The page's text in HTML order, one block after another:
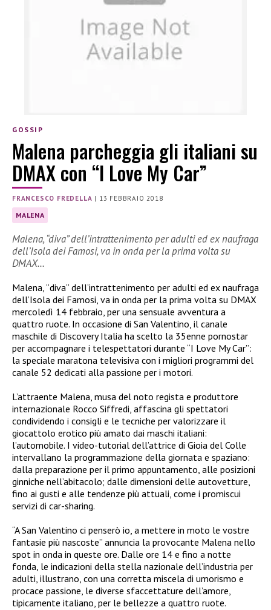
GOSSIP
Malena parcheggia gli italiani su
DMAX con “I Love My Car”
FRANCESCO FREDELLA | 13 FEBBRAIO 2018
MALENA
Malena, “diva” dell’intrattenimento per adulti ed ex naufraga
dell’Isola dei Famosi, va in onda per la prima volta su
DMAX…
Malena, “diva” dell’intrattenimento per adulti ed ex naufraga
dell’Isola dei Famosi, va in onda per la prima volta su DMAX
mercoledì 14 febbraio, per una sensuale avventura a
quattro ruote. In occasione di San Valentino, il canale
maschile di Discovery Italia ha scelto la 35enne pornostar
per accompagnare i telespettatori durante “I Love My Car”:
la speciale maratona televisiva con i migliori programmi del
canale 52 dedicati alla passione per i motori.
L’attraente Malena, musa del noto regista e produttore
internazionale Rocco Siffredi, affascina gli spettatori
condividendo i consigli e le tecniche per valorizzare il
giocattolo erotico più amato dai maschi italiani:
l’automobile. I video-tutorial dell’attrice di Gioia del Colle
intervallano la programmazione della giornata e spaziano:
dalla preparazione per il primo appuntamento, alle posizioni
ginniche nell’abitacolo; dalle dimensioni delle autovetture,
fino ai gusti e alle tendenze più attuali, come i promiscui
servizi di car-sharing.
“A San Valentino ci penserò io, a mettere in moto le vostre
fantasie più nascoste” annuncia la provocante Malena nello
spot in onda in queste ore. Dalle ore 14 e fino a notte
fonda, le indicazioni della stella nazionale dell’industria per
adulti, illustrano, con una corretta miscela di umorismo e
procace passione, le diverse sfaccettature dell’amore,
tipicamente italiano, per le bellezze a quattro ruote.